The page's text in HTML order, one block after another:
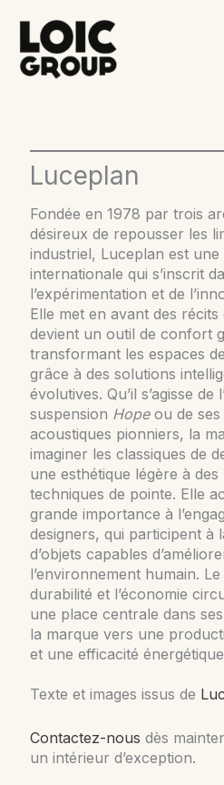
contenu
Luceplan
Fondée en 1978 par trois
désireux de repousser les
industriel, Luceplan est une
internationale qui s’inscrit
l’expérimentation et de
Elle met en avant des
devient un outil de confort
transformant les espaces
grâce à des solutions
évolutives. Qu’il s’agisse de
suspension Hopeou de ses
acoustiques pionniers, la
imaginer les classiques de
une esthétique légère à
techniques de pointe. Elle
grande importance à
designers, qui participent à
d’objets capables
l’environnement humain.
durabilité et l’économie
une place centrale dans
la marque vers une
et une efficacité
Texte et images issus de
Contactez-nous dès
un intérieur d’exception.